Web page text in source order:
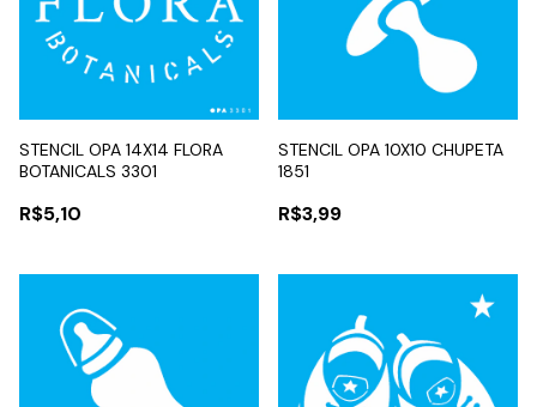
STENCIL OPA 14X14 FLORA
BOTANICALS 3301
R$5,10
STENCIL OPA 10X10 CHUPETA
1851
R$3,99